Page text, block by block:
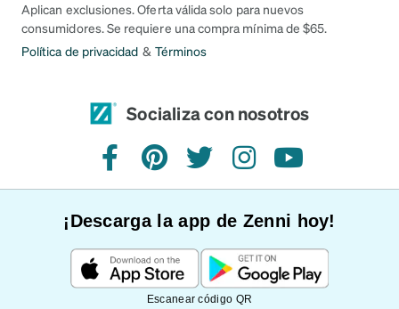
Aplican exclusiones. Oferta válida solo para nuevos
consumidores. Se requiere una compra mínima de $65.
Política de privacidad & Términos
Socializa con nosotros
FacebookPinterestTwitterInstagramYouTube
¡Descarga la app de Zenni hoy!
Escanear código QR